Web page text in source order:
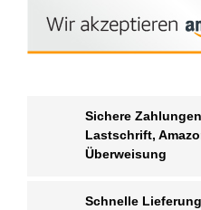
Sichere
Lastschrift,
Überweisung
Schnelle